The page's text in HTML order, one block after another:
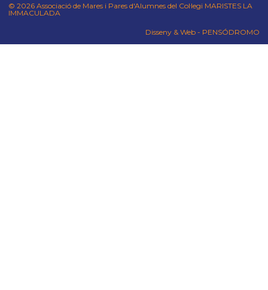
© 2026 Associació de Mares i Pares d'Alumnes del Col·legi MARISTES LA
IMMACULADA
Disseny & Web - PENSÓDROMO